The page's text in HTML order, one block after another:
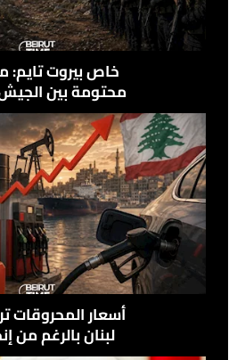
خاص بيروت تايم:
محتومة بين
في علي
أسعار المحروقات
لبنان بالرغم من